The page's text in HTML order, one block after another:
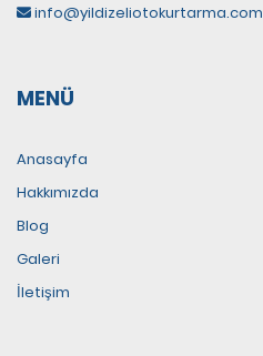
info@yildizeliotokurtarma.com
MENÜ
Anasayfa
Hakkımızda
Blog
Galeri
İletişim